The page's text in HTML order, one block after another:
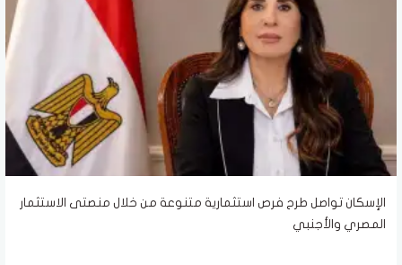
الإسكان تواصل طرح فرص استثمارية متنوعة من خلال منصتى الاستثمار
المصري والأجنبي